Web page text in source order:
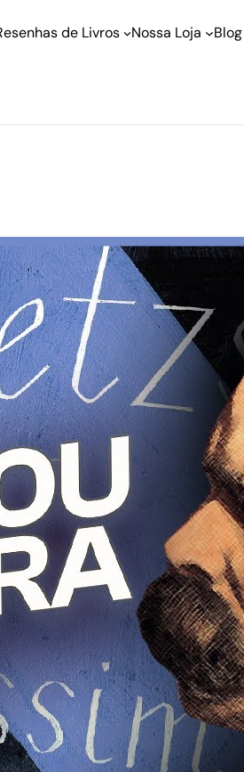
de Livros Nossa Loja Blog